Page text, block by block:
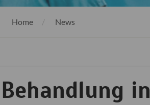
Home News
in